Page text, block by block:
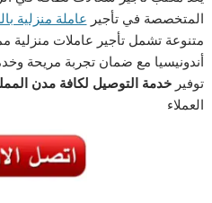
المتخصصة في تأجير عاملة منزلية
متنوعة تشمل تأجير عاملات
أندونيسيا مع ضمان تجربة مريحة
توفيرخدمة التوصيل لكافة مدن
العملاء